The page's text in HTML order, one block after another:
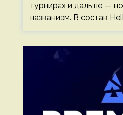
турнирах и дальше —
названием. В состав